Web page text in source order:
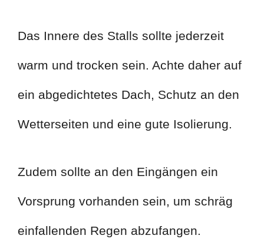
Das Innere des Stalls sollte jederzeit
warm und trocken sein. Achte daher auf
ein abgedichtetes Dach, Schutz an den
Wetterseiten und eine gute Isolierung.
Zudem sollte an den Eingängen ein
Vorsprung vorhanden sein, um schräg
einfallenden Regen abzufangen.